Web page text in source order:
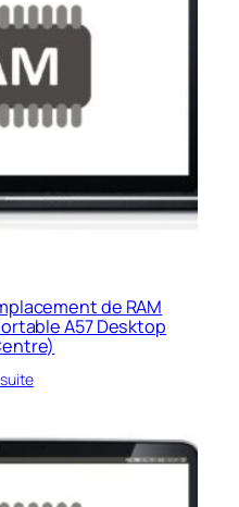
de RAM
A57 Desktop